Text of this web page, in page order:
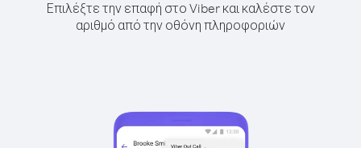
Επιλέξτε την επαφή στο Viber και καλέστε τον
αριθμό από την οθόνη πληροφοριών